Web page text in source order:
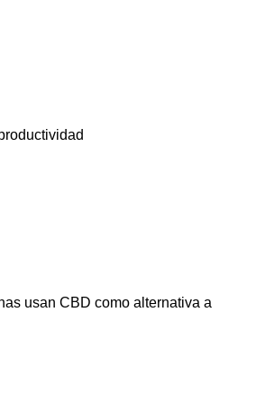
usan CBD como alternativa a